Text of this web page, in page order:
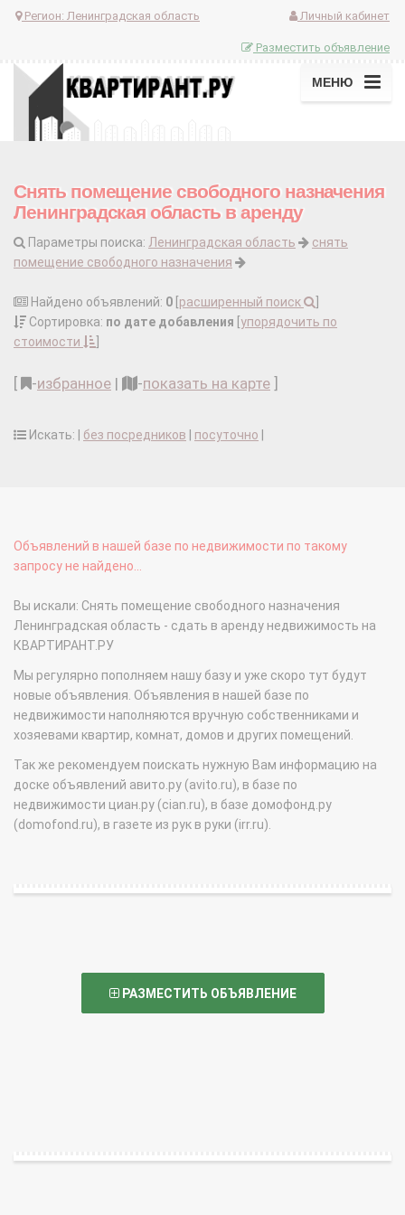
Регион: Ленинградская область Личный кабинет
Разместить объявление
МЕНЮ
Снять помещение свободного назначения
Ленинградская область в аренду
Параметры поиска: Ленинградская область
снять
помещение свободного назначения
Найдено объявлений: 0 расширенный поиск
Сортировка: по дате добавления упорядочить по
стоимости
-избранное | -показать на карте
Искать: | без посредников посуточно
Объявлений в нашей базе по недвижимости по такому
запросу не найдено...
Вы искали: Снять помещение свободного назначения
Ленинградская область - сдать в аренду недвижимость на
КВАРТИРАНТ.РУ
Мы регулярно пополняем нашу базу и уже скоро тут будут
новые объявления. Объявления в нашей базе по
недвижимости наполняются вручную собственниками и
хозяевами квартир, комнат, домов и других помещений.
Так же рекомендуем поискать нужную Вам информацию на
доске объявлений авито.ру (avito.ru), в базе по
недвижимости циан.ру (cian.ru), в базе домофонд.ру
(domofond.ru), в газете из рук в руки (irr.ru).
РАЗМЕСТИТЬ ОБЪЯВЛЕНИЕ